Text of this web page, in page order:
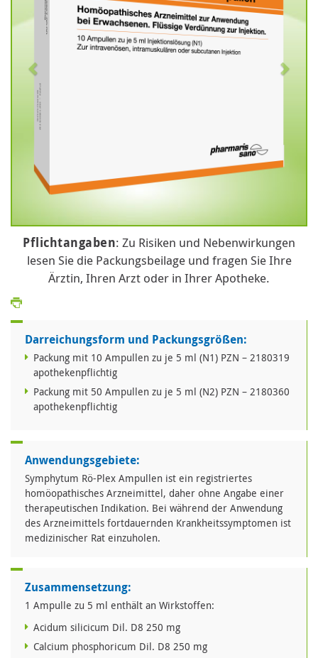
Pflichtangaben: Zu Risiken und Nebenwirkungen
lesen Sie die Packungsbeilage und fragen Sie Ihre
Ärztin, Ihren Arzt oder in Ihrer Apotheke.
Darreichungsform und Packungsgrößen:
Packung mit 10 Ampullen zu je 5 ml (N1) PZN – 2180319
apothekenpflichtig
Packung mit 50 Ampullen zu je 5 ml (N2) PZN – 2180360
apothekenpflichtig
Anwendungsgebiete:
Symphytum Rö-Plex Ampullen ist ein registriertes
homöopathisches Arzneimittel, daher ohne Angabe einer
therapeutischen Indikation. Bei während der Anwendung
des Arzneimittels fortdauernden Krankheitssymptomen ist
medizinischer Rat einzuholen.
Zusammensetzung:
1 Ampulle zu 5 ml enthält an Wirkstoffen:
Acidum silicicum Dil. D8 250 mg
Calcium phosphoricum Dil. D8 250 mg